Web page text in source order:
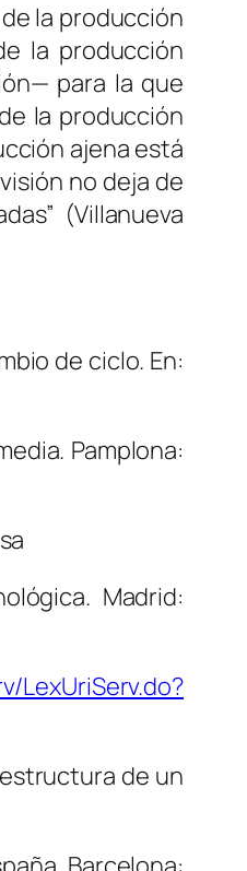
la producción
la producción
para la que
la producción
ajena está
no deja de
(Villanueva
de ciclo. En:
. Pamplona:
. Madrid:
LexUriServ.do?
de un